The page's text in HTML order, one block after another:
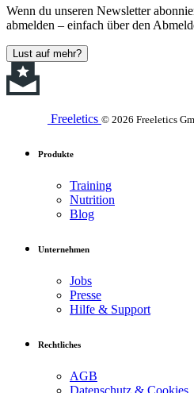
Wenn du unseren Newsletter
abmelden – einfach über den
Lust auf mehr?
Freeletics © 2026 Freeletics
Produkte
Training
Nutrition
Blog
Unternehmen
Jobs
Presse
Hilfe & Support
Rechtliches
AGB
Datenschutz & Cookies